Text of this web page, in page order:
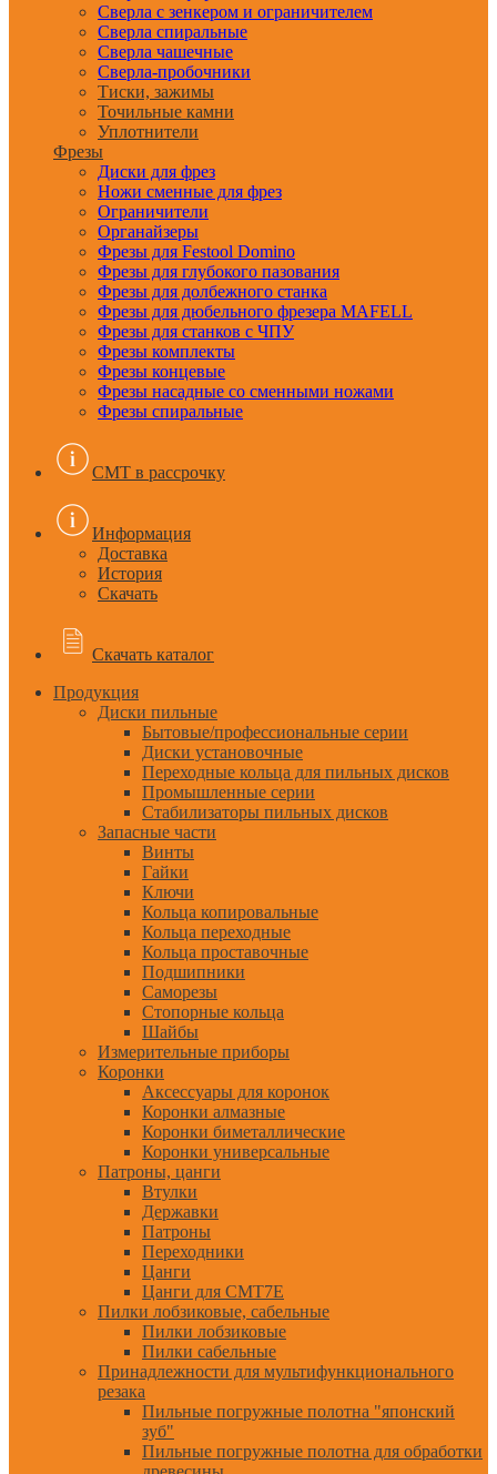
Сверла с зенкером и ограничителем
Сверла спиральные
Сверла чашечные
Сверла-пробочники
Тиски, зажимы
Точильные камни
Уплотнители
Фрезы
Диски для фрез
Ножи сменные для фрез
Ограничители
Органайзеры
Фрезы для Festool Domino
Фрезы для глубокого пазования
Фрезы для долбежного станка
Фрезы для дюбельного фрезера MAFELL
Фрезы для станков с ЧПУ
Фрезы комплекты
Фрезы концевые
Фрезы насадные со сменными ножами
Фрезы спиральные
CMT в рассрочку
Информация
Доставка
История
Скачать
Скачать каталог
Продукция
Диски пильные
Бытовые/профессиональные серии
Диски установочные
Переходные кольца для пильных дисков
Промышленные серии
Стабилизаторы пильных дисков
Запасные части
Винты
Гайки
Ключи
Кольца копировальные
Кольца переходные
Кольца проставочные
Подшипники
Саморезы
Стопорные кольца
Шайбы
Измерительные приборы
Коронки
Аксессуары для коронок
Коронки алмазные
Коронки биметаллические
Коронки универсальные
Патроны, цанги
Втулки
Державки
Патроны
Переходники
Цанги
Цанги для CMT7E
Пилки лобзиковые, сабельные
Пилки лобзиковые
Пилки сабельные
Принадлежности для мультифункционального
резака
Пильные погружные полотна "японский
зуб"
Пильные погружные полотна для обработки